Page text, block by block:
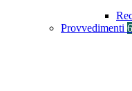
Provvedimenti